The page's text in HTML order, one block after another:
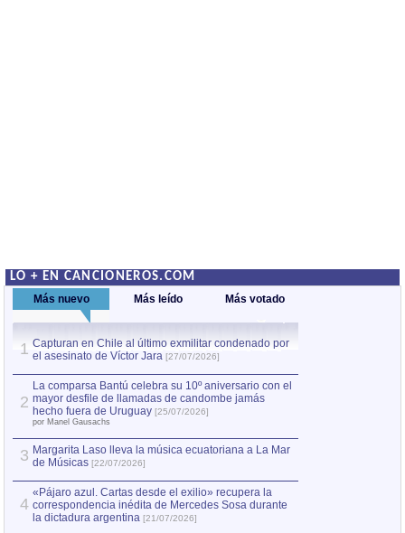
LO + EN CANCIONEROS.COM
Más nuevo Más leído Más votado
1 Capturan en Chile al último exmilitar condenado por
el asesinato de Víctor Jara [27/07/2026]
2
La comparsa Bantú celebra su 10º aniversario con el
mayor desfile de llamadas de candombe jamás
hecho fuera de Uruguay [25/07/2026]
por Manel Gausachs
3 Margarita Laso lleva la música ecuatoriana a La Mar
de Músicas [22/07/2026]
4
«Pájaro azul. Cartas desde el exilio» recupera la
correspondencia inédita de Mercedes Sosa durante
la dictadura argentina [21/07/2026]